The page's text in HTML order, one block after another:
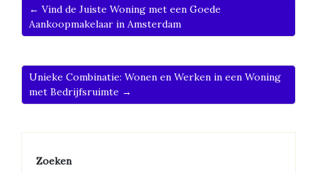
← Vind de Juiste Woning met een Goede
Aankoopmakelaar in Amsterdam
Unieke Combinatie: Wonen en Werken in een Woning
met Bedrijfsruimte →
Zoeken